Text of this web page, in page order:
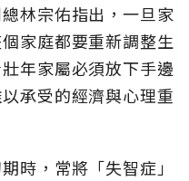
林宗佑指出，一旦家
家庭都要重新調整生
年家屬必須放下手邊
承受的經濟與心理重
時，常將「失智症」